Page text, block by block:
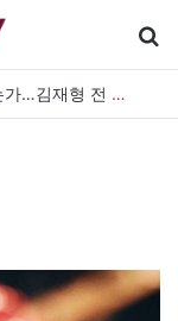
[출판] 표현의 자유는 어디까지 허용되는가…김재형 전 대법관 ‘언론과 인격권’